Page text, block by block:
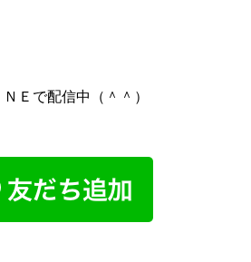
Ｅで配信中（＾＾）